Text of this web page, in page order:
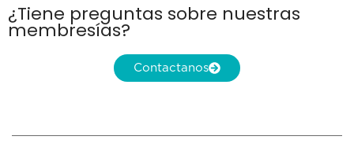
¿Tiene preguntas sobre nuestras
membresías?
Contactanos